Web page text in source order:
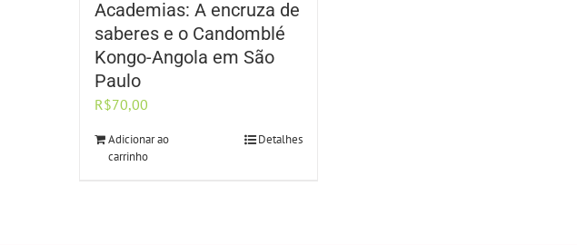
Academias: A encruza de
saberes e o Candomblé
Kongo-Angola em São
Paulo
R$70,00
Adicionar ao
carrinho
Detalhes